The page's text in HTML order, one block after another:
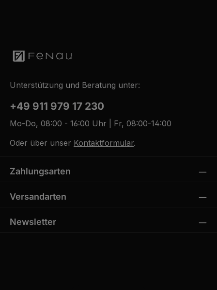
Unterstützung und Beratung unter:
+49 911 979 17 230
Mo-Do, 08:00 - 16:00 Uhr | Fr, 08:00-14:00
Oder über unser Kontaktformular.
Zahlungsarten
Versandarten
Newsletter